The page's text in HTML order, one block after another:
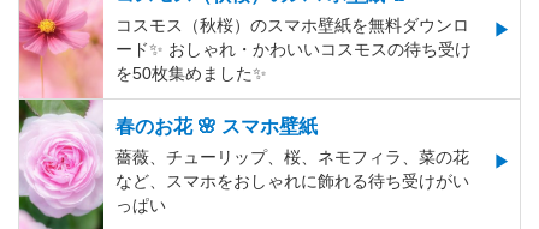
コスモス（秋桜）のスマホ壁紙を無料ダウンロ
ード✨️ おしゃれ・かわいいコスモスの待ち受け
を50枚集めました✨️
春のお花 🌸 スマホ壁紙
薔薇、チューリップ、桜、ネモフィラ、菜の花
など、スマホをおしゃれに飾れる待ち受けがい
っぱい